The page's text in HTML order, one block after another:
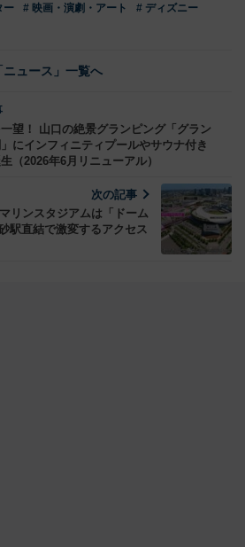
ー # 映画・演劇・アート
# ディズニー
ニュース」一覧へ
望！ 山口の絶景グランピング「グラン
」にインフィニティプールやサウナ付き
（2026年6月リニューアル）
次の記事
リンスタジアムは「ドーム
駅直結で激変するアクセス